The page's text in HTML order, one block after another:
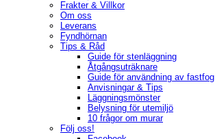
Frakter & Villkor
Om oss
Leverans
Fyndhörnan
Tips & Råd
Guide för stenläggning
Åtgångsuträknare
Guide för användning av fastfog
Anvisningar & Tips
Läggningsmönster
Belysning för utemiljö
10 frågor om murar
Följ oss!